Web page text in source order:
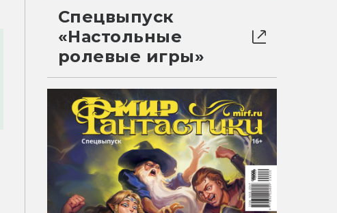
Спецвыпуск
«Настольные
ролевые игры»